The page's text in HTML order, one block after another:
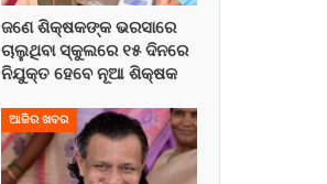
ଜଣେ ଶିକ୍ଷକଙ୍କ ଭରସାରେ
ଚାଲୁଥିବା ସ୍କୁଲରେ ୧୫ ଦିନରେ
ନିଯୁକ୍ତ ହେବେ ନୂଆ ଶିକ୍ଷକ
ଆଜିର ଖବର